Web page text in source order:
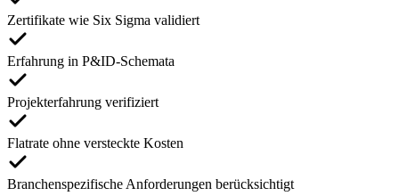
Zertifikate wie Six Sigma validiert
Erfahrung in P&ID-Schemata
Projekterfahrung verifiziert
Flatrate ohne versteckte Kosten
Branchenspezifische Anforderungen berücksichtigt